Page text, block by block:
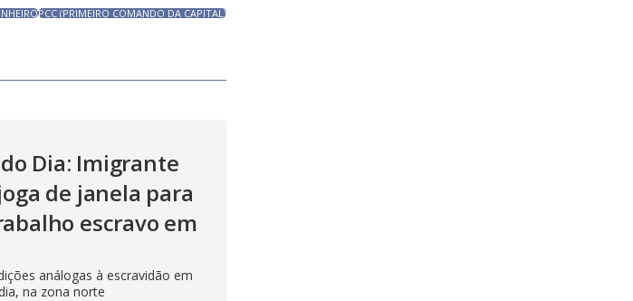
PCC (PRIMEIRO COMANDO DA CAPITAL)
Dia: Imigrante
de janela para
escravo em
análogas à escravidão em
na zona norte